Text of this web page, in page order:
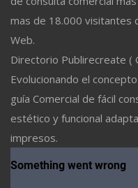
mas de 18.000 visitantes
Web.
Directorio Publirecreate (
Evolucionando el
guía Comercial de fácil
estético y funcional
impresos.